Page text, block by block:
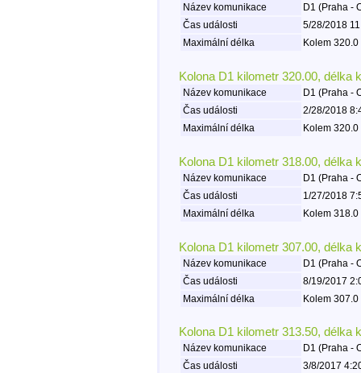
Název komunikace
D1 (Praha -
Čas události
5/28/2018
Maximální délka
Kolem
Kolona D1 kilometr 320.00, délka
Název komunikace
D1 (Praha -
Čas události
2/28/2018
Maximální délka
Kolem
Kolona D1 kilometr 318.00, délka
Název komunikace
D1 (Praha -
Čas události
1/27/2018
Maximální délka
Kolem
Kolona D1 kilometr 307.00, délka
Název komunikace
D1 (Praha -
Čas události
8/19/2017
Maximální délka
Kolem
Kolona D1 kilometr 313.50, délka
Název komunikace
D1 (Praha -
Čas události
3/8/2017